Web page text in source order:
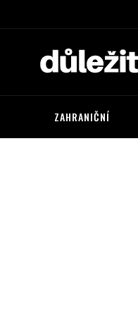
ZAHRANIČNÍ